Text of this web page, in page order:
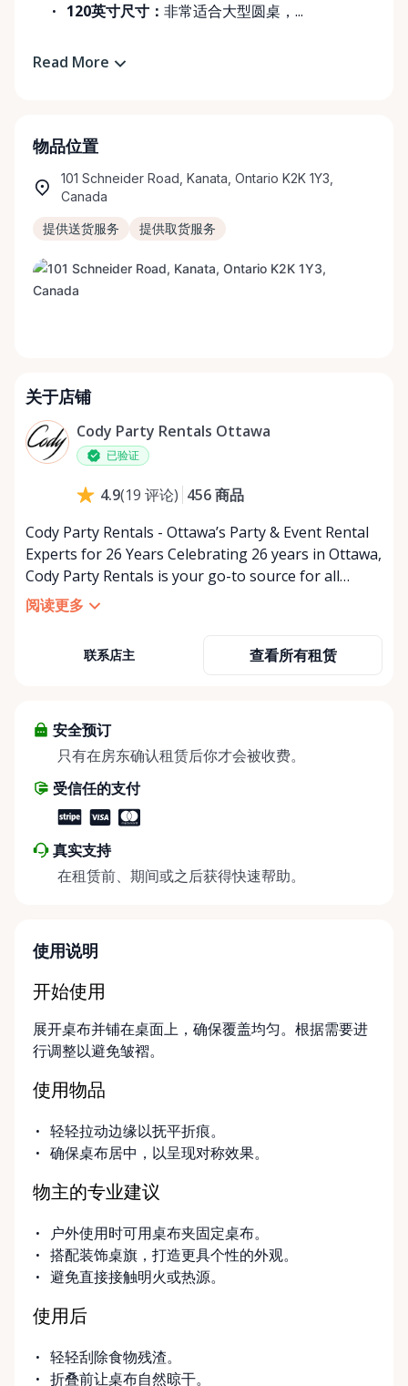
120英寸尺寸：非常适合大型圆桌，...
Read More
物品位置
101 Schneider Road, Kanata, Ontario K2K 1Y3,
Canada
提供送货服务 提供取货服务
关于店铺
Cody Party Rentals Ottawa
已验证
4.9(19 评论) 456商品
Cody Party Rentals - Ottawa’s Party & Event Rental
Experts for 26 Years Celebrating 26 years in Ottawa,
Cody Party Rentals is your go-to source for all
things party and event rentals. We’re proud to be a
partner of Rent Anything, expanding our offerings
At Cody Party Rentals, we believe in the power of
about more than just saving money; it’s about
helping people enjoy more for less while making a
share instead of buy, we’re all doing our part to
make things easier on Mother Nature.
阅读更多
联系店主 查看所有租赁
安全预订
只有在房东确认租赁后你才会被收费。
受信任的支付
真实支持
在租赁前、期间或之后获得快速帮助。
使用说明
开始使用
展开桌布并铺在桌面上，确保覆盖均匀。根据需要进
行调整以避免皱褶。
使用物品
轻轻拉动边缘以抚平折痕。
确保桌布居中，以呈现对称效果。
物主的专业建议
户外使用时可用桌布夹固定桌布。
搭配装饰桌旗，打造更具个性的外观。
避免直接接触明火或热源。
使用后
轻轻刮除食物残渣。
折叠前让桌布自然晾干。